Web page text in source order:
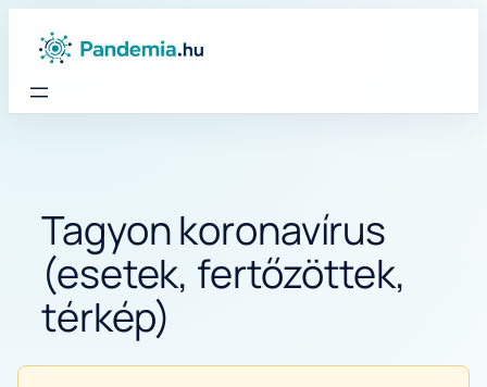
Tagyon koronavírus
(esetek, fertőzöttek,
térkép)